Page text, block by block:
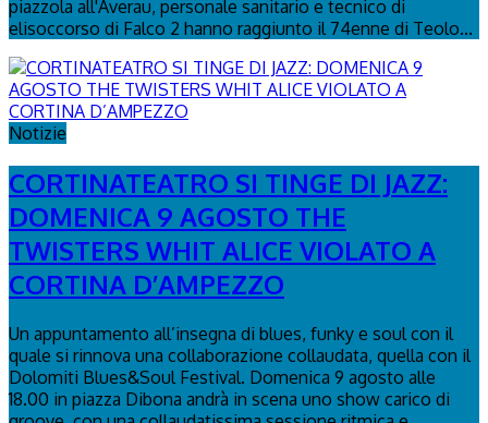
piazzola all'Averau, personale sanitario e tecnico di
elisoccorso di Falco 2 hanno raggiunto il 74enne di Teolo...
Notizie
CORTINATEATRO SI TINGE DI JAZZ:
DOMENICA 9 AGOSTO THE
TWISTERS WHIT ALICE VIOLATO A
CORTINA D’AMPEZZO
Un appuntamento all’insegna di blues, funky e soul con il
quale si rinnova una collaborazione collaudata, quella con il
Dolomiti Blues&Soul Festival. Domenica 9 agosto alle
18.00 in piazza Dibona andrà in scena uno show carico di